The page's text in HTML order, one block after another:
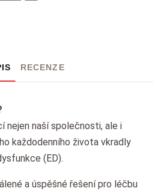
RECENZE
nejen naší společnosti, ale i
každodenního života vkradly
(ED).
a úspěšné řešení pro léčbu